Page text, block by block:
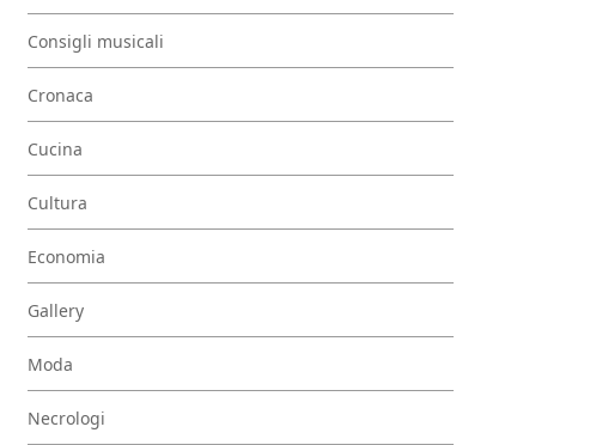
Consigli musicali
Cronaca
Cucina
Cultura
Economia
Gallery
Moda
Necrologi